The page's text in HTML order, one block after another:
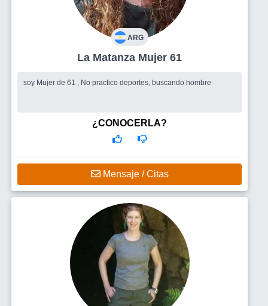
ARG
La Matanza Mujer 61
soy Mujer de 61 , No practico deportes, buscando hombre
¿CONOCERLA?
Mensaje / Citas